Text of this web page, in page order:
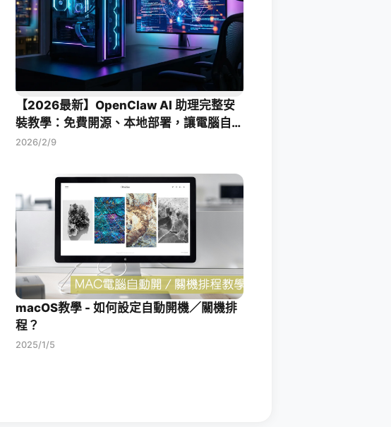
【2026最新】OpenClaw AI 助理完整安
裝教學：免費開源、本地部署，讓電腦自動
幫你工作！
2026/2/9
macOS教學 - 如何設定自動開機／關機排
程？
2025/1/5